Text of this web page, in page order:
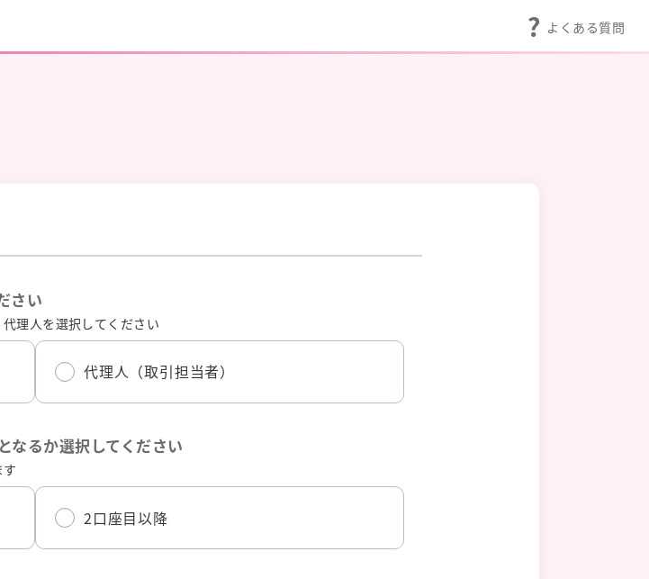
よくある質問
さい
理人を選択してください
代理人（取引担当者）
なるか選択してください
2口座目以降